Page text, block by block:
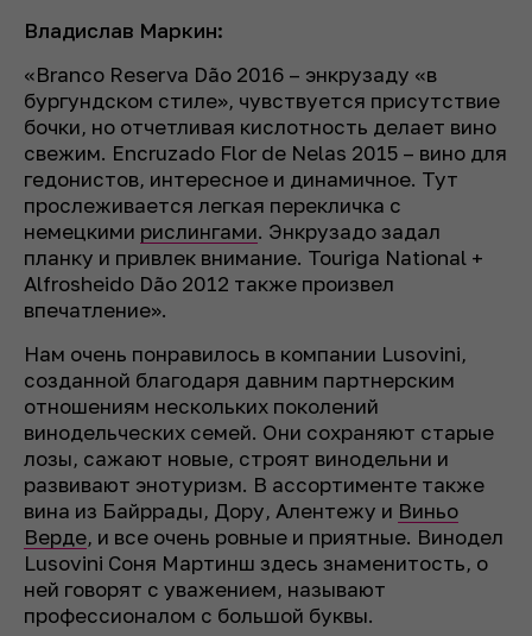
Владислав Маркин:
«Branco Reserva Dão 2016 – энкрузаду «в
бургундском стиле», чувствуется присутствие
бочки, но отчетливая кислотность делает вино
свежим. Encruzado Flor de Nelas 2015 – вино для
гедонистов, интересное и динамичное. Тут
прослеживается легкая перекличка с
немецкими рислингами. Энкрузадо задал
планку и привлек внимание. Touriga National +
Alfrosheido Dão 2012 также произвел
впечатление».
Нам очень понравилось в компании Lusovini,
созданной благодаря давним партнерским
отношениям нескольких поколений
винодельческих семей. Они сохраняют старые
лозы, сажают новые, строят винодельни и
развивают энотуризм. В ассортименте также
вина из Байррады, Дору, Алентежу и Виньо
Верде, и все очень ровные и приятные. Винодел
Lusovini Соня Мартинш здесь знаменитость, о
ней говорят с уважением, называют
профессионалом с большой буквы.